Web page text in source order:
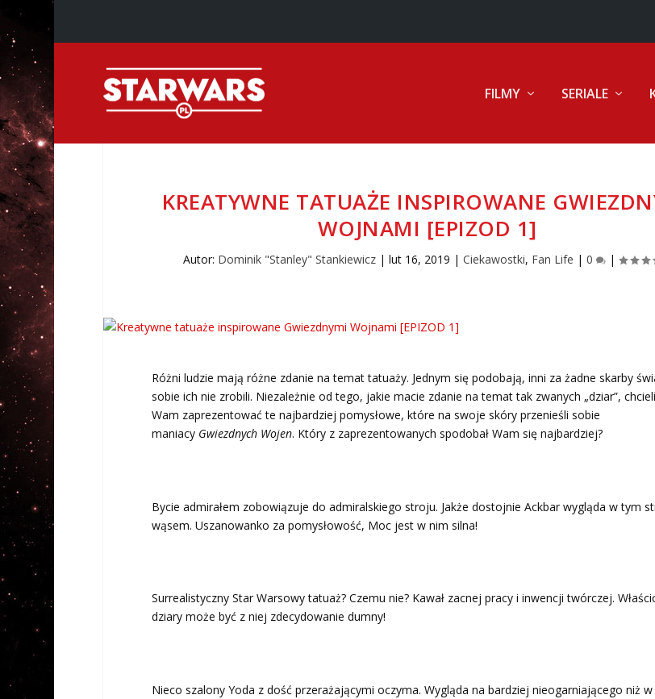
FILMY SERIALE
KREATYWNE TATUAŻE INSPIROWANE
WOJNAMI [EPIZOD 1]
Autor: Dominik "Stanley" Stankiewicz| lut 16, 2019 | Ciekawostki, Fan Life | 0 |
Różni ludzie mają różne zdanie na temat tatuaży. Jednym się podobają, inni za żadne skarby
sobie ich nie zrobili. Niezależnie od tego, jakie macie zdanie na temat tak zwanych „dziar”,
Wam zaprezentować te najbardziej pomysłowe, które na swoje skóry przenieśli sobie
maniacy Gwiezdnych Wojen. Który z zaprezentowanych spodobał Wam się najbardziej?
Bycie admirałem zobowiązuje do admiralskiego stroju. Jakże dostojnie Ackbar wygląda w tym
wąsem. Uszanowanko za pomysłowość, Moc jest w nim silna!
Surrealistyczny Star Warsowy tatuaż? Czemu nie? Kawał zacnej pracy i inwencji twórczej.
dziary może być z niej zdecydowanie dumny!
Nieco szalony Yoda z dość przerażającymi oczyma. Wygląda na bardziej nieogarniającego niż